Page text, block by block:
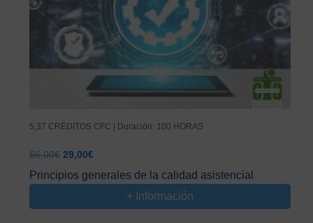
5,37 CRÉDITOS CFC | Duración: 100 HORAS
66,00€ El
precio
original
66,00€.
29,00€El
precio
actual
29,00€.
Principios generales de la calidad asistencial
+ Información